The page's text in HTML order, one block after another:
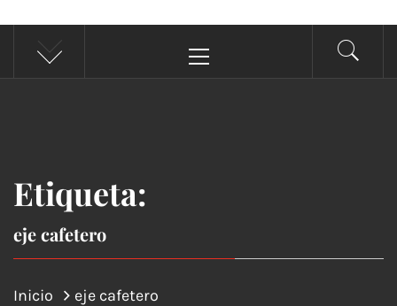
principal
Etiqueta:
eje cafetero
Inicio eje cafetero